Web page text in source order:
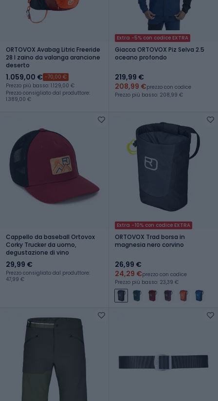
ORTOVOX Avabag Litric Freeride
28 l zaino da valanga arancione
deserto
1.059,00 € -70,00 €
Prezzo più basso: 1.129,00 €
Prezzo consigliato dal produttore:
1.389,00 €
Extra -5% con codice EXTRA
Giacca ORTOVOX Piz Selva 2.5
oceano profondo
219,99 €
208,99 €prezzo con codice
Prezzo più basso: 208,99 €
Cappello da baseball Ortovox
Corky Trucker da uomo,
degustazione di vino
29,99 €
Prezzo consigliato dal produttore:
47,99 €
Extra -10% con codice EXTRA
ORTOVOX Trad borsa in
magnesia nero corvino
26,99 €
24,29 €prezzo con codice
Prezzo più basso: 23,39 €